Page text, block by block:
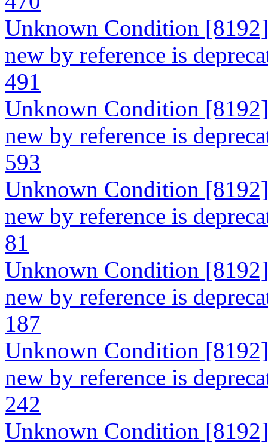
Unknown Condition
new by reference is
491
Unknown Condition
new by reference is
593
Unknown Condition
new by reference is
81
Unknown Condition
new by reference is
187
Unknown Condition
new by reference is
242
Unknown Condition